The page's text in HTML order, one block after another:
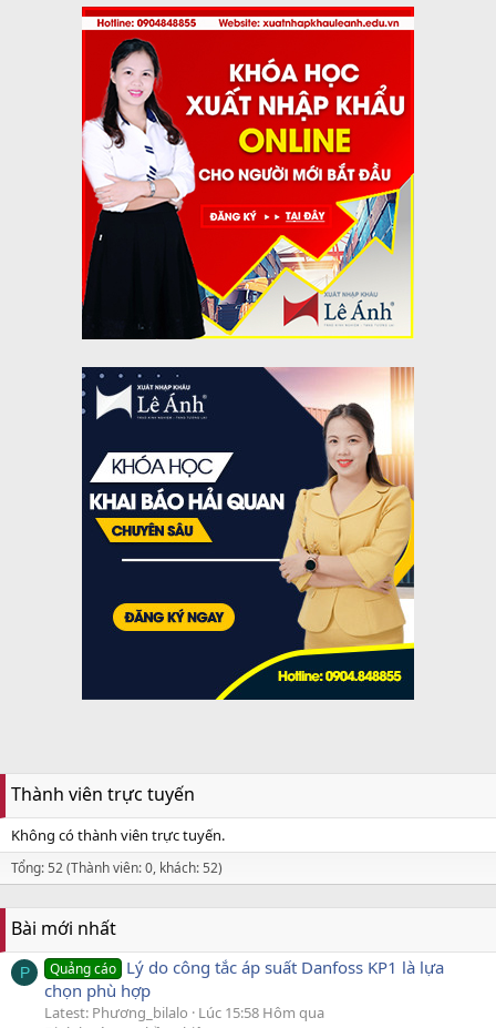
Thành viên trực tuyến
Không có thành viên trực tuyến.
Tổng: 52 (Thành viên: 0, khách: 52)
Bài mới nhất
P Quảng cáo Lý do công tắc áp suất Danfoss KP1 là lựa
chọn phù hợp
Latest: Phương_bilalo
Lúc 15:58 Hôm qua